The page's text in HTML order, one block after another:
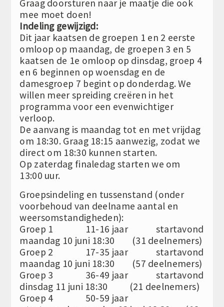
Graag doorsturen naar je maatje die ook
mee moet doen!
Indeling gewijzigd:
Dit jaar kaatsen de groepen 1 en 2 eerste
omloop op maandag, de groepen 3 en 5
kaatsen de 1e omloop op dinsdag, groep 4
en 6 beginnen op woensdag en de
damesgroep 7 begint op donderdag. We
willen meer spreiding creëren in het
programma voor een evenwichtiger
verloop.
De aanvang is maandag tot en met vrijdag
om 18:30. Graag 18:15 aanwezig, zodat we
direct om 18:30 kunnen starten.
Op zaterdag finaledag starten we om
13:00 uur.
Groepsindeling en tussenstand (onder
voorbehoud van deelname aantal en
weersomstandigheden):
Groep 1 11-16 jaar startavond
maandag 10 juni 18:30 (31 deelnemers)
Groep 2 17-35 jaar startavond
maandag 10 juni 18:30 (57 deelnemers)
Groep 3 36-49 jaar startavond
dinsdag 11 juni 18:30 (21 deelnemers)
Groep 4 50-59 jaar